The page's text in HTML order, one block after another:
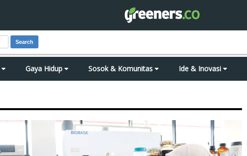
Search
Gaya Hidup Sosok & Komunitas Ide & Inovasi